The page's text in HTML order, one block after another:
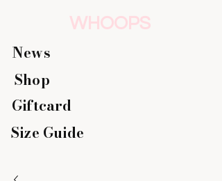
WHOOPS
News
Giftcard
Size Guide
Shop